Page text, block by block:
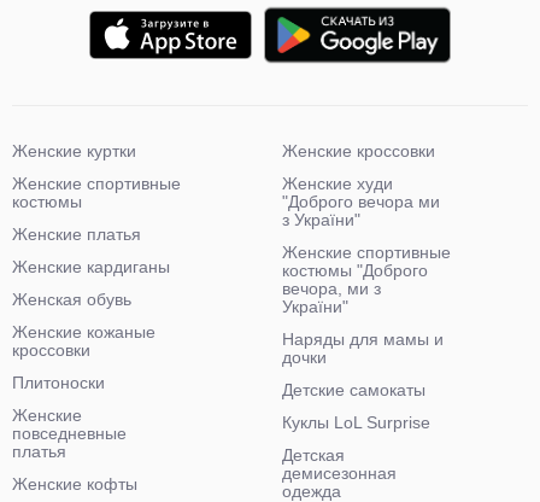
Женские куртки
Женские спортивные
костюмы
Женские платья
Женские кардиганы
Женская обувь
Женские кожаные
кроссовки
Плитоноски
Женские
повседневные
платья
Женские кофты
Женские кроссовки
Женские худи
"Доброго вечора ми
з України"
Женские спортивные
костюмы "Доброго
вечора, ми з
України"
Наряды для мамы и
дочки
Детские самокаты
Куклы LoL Surprise
Детская
демисезонная
одежда